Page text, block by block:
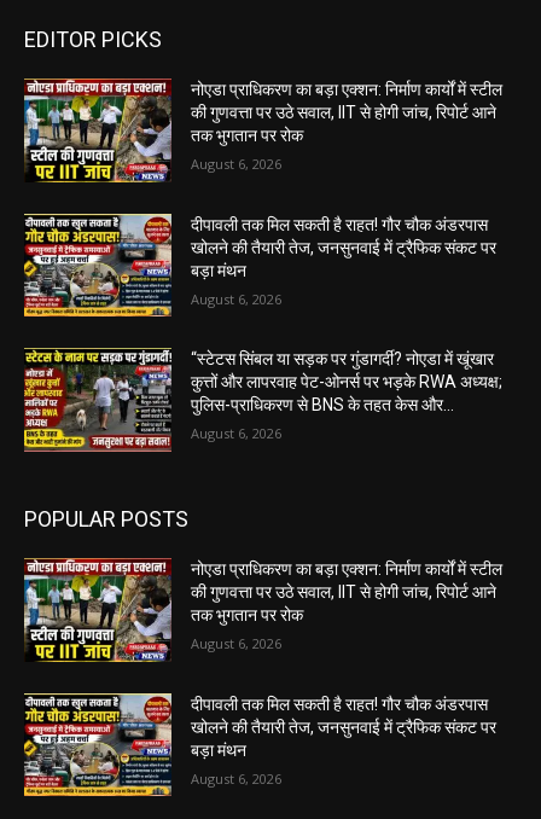
EDITOR PICKS
नोएडा प्राधिकरण का बड़ा एक्शन: निर्माण कार्यों में स्टील
की गुणवत्ता पर उठे सवाल, IIT से होगी जांच, रिपोर्ट आने
तक भुगतान पर रोक
August 6, 2026
दीपावली तक मिल सकती है राहत! गौर चौक अंडरपास
खोलने की तैयारी तेज, जनसुनवाई में ट्रैफिक संकट पर
बड़ा मंथन
August 6, 2026
“स्टेटस सिंबल या सड़क पर गुंडागर्दी? नोएडा में खूंखार
कुत्तों और लापरवाह पेट-ओनर्स पर भड़के RWA अध्यक्ष;
पुलिस-प्राधिकरण से BNS के तहत केस और...
August 6, 2026
POPULAR POSTS
नोएडा प्राधिकरण का बड़ा एक्शन: निर्माण कार्यों में स्टील
की गुणवत्ता पर उठे सवाल, IIT से होगी जांच, रिपोर्ट आने
तक भुगतान पर रोक
August 6, 2026
दीपावली तक मिल सकती है राहत! गौर चौक अंडरपास
खोलने की तैयारी तेज, जनसुनवाई में ट्रैफिक संकट पर
बड़ा मंथन
August 6, 2026